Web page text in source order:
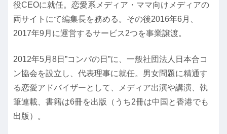
役CEOに就任。恋愛系メディア・ママ向けメディアの
両サイトにて編集長を務める。その後2016年6月、
2017年9月に運営するサービス2つを事業譲渡。
2012年5月8日”コンパの日”に、一般社団法人日本合コ
ン協会を設立し、代表理事に就任。男女問題に精通す
る恋愛アドバイザーとして、メディア出演や講演、執
筆連載、書籍は6冊を出版（うち2冊は中国と香港でも
出版）。